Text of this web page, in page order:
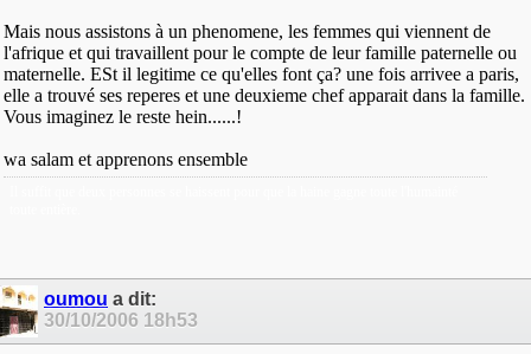
Mais nous assistons à un phenomene, les femmes qui viennent de
l'afrique et qui travaillent pour le compte de leur famille paternelle ou
maternelle. ESt il legitime ce qu'elles font ça? une fois arrivee a paris,
elle a trouvé ses reperes et une deuxieme chef apparait dans la famille.
Vous imaginez le reste hein......!
wa salam et apprenons ensemble
oumou a dit:
30/10/2006 18h53